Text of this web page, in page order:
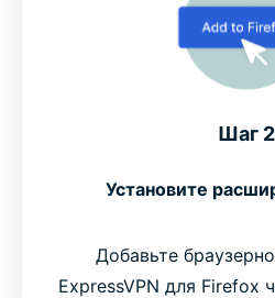
Шаг 2
Установите
Добавьте
ExpressVPN для Firefox